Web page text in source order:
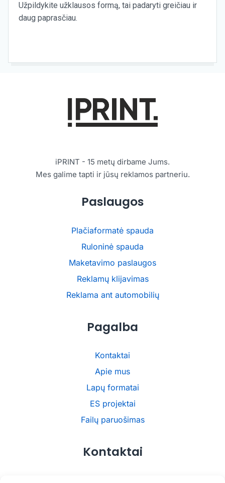
Užpildykite užklausos formą, tai padaryti greičiau ir
daug paprasčiau.
iPRINT - 15 metų dirbame Jums.
Mes galime tapti ir jūsų reklamos partneriu.
Paslaugos
Plačiaformatė spauda
Ruloninė spauda
Maketavimo paslaugos
Reklamų klijavimas
Reklama ant automobilių
Pagalba
Kontaktai
Apie mus
Lapų formatai
ES projektai
Failų paruošimas
Kontaktai